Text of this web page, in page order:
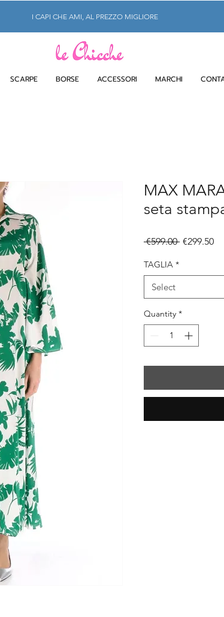
I CAPI CHE AMI, AL PREZZO MIGLIORE
SCARPE BORSE ACCESSORI MARCHI
MAX
seta
€599.00 Regular
€299.50
TAGLIA *
Select
Quantity *